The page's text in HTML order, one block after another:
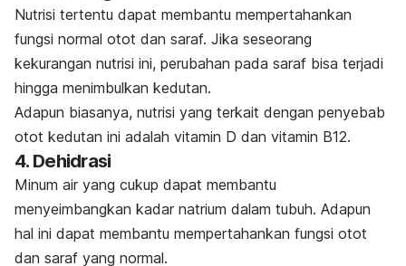
Nutrisi tertentu dapat membantu mempertahankan
fungsi normal otot dan saraf. Jika seseorang
kekurangan nutrisi ini, perubahan pada saraf bisa terjadi
hingga menimbulkan kedutan.
Adapun biasanya, nutrisi yang terkait dengan penyebab
otot kedutan ini adalah vitamin D dan vitamin B12.
4. Dehidrasi
Minum air yang cukup dapat membantu
menyeimbangkan kadar natrium dalam tubuh. Adapun
hal ini dapat membantu mempertahankan fungsi otot
dan saraf yang normal.